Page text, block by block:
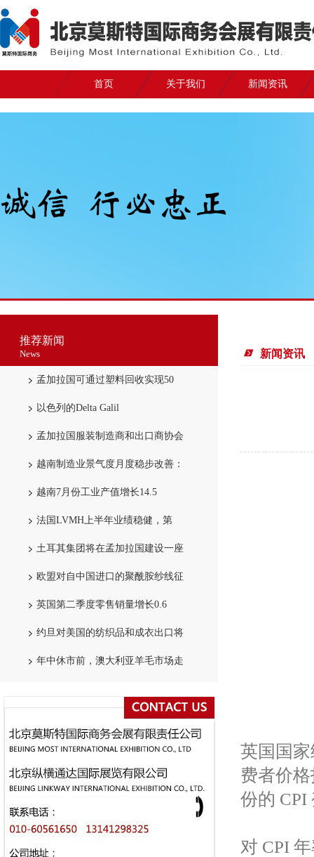
首页 关于我们 新闻资讯
推荐新闻
News
孟加拉国可通过塑料回收实现50
以色列的Delta Galil
孟加拉国服装制造商和出口商协会
越南制造业景气度月度稳步改善：
越南7月份工业产值增长14.5
法国LVMH上半年业绩稳健，第
土耳其集团将在孟加拉国建设一座
欧盟对自中国进口的聚酰胺纱线征
英国第二季度零售销量增长0.6
约旦对美国的纺织品和成衣出口将
年中休市前，澳大利亚羊毛市场走
新闻资讯
英国国
费者价
份的 CPI
对 CPI